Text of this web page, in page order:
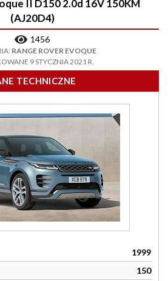
II D150 2.0d 16V 150KM
(AJ20D4)
1456
RANGE ROVER EVOQUE
9 STYCZNIA 2021 R.
TECHNICZNE
1999
150